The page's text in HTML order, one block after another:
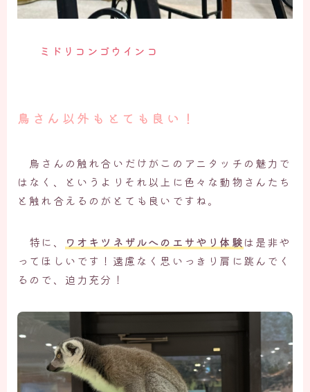
ミドリコンゴウインコ
鳥さん以外もとても良い！
鳥さんの触れ合いだけがこのアニタッチの魅力で
はなく、というよりそれ以上に色々な動物さんたち
と触れ合えるのがとても良いですね。
特に、 ワオキツネザルへのエサやり体験は是非や
ってほしいです！遠慮なく思いっきり肩に跳んでく
るので、迫力充分！